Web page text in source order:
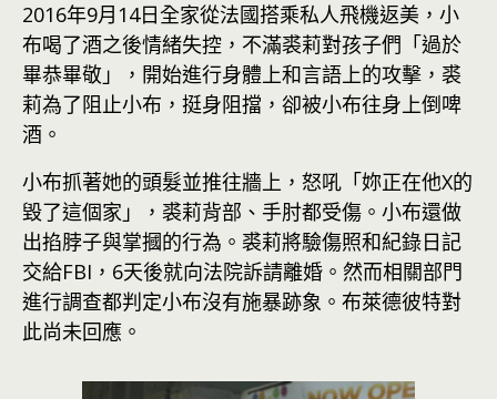
2016年9月14日全家從法國搭乘私人飛機返美，小
布喝了酒之後情緒失控，不滿裘莉對孩子們「過於
畢恭畢敬」，開始進行身體上和言語上的攻擊，裘
莉為了阻止小布，挺身阻擋，卻被小布往身上倒啤
酒。
小布抓著她的頭髮並推往牆上，怒吼「妳正在他X的
毀了這個家」，裘莉背部、手肘都受傷。小布還做
出掐脖子與掌摑的行為。裘莉將驗傷照和紀錄日記
交給FBI，6天後就向法院訴請離婚。然而相關部門
進行調查都判定小布沒有施暴跡象。布萊德彼特對
此尚未回應。